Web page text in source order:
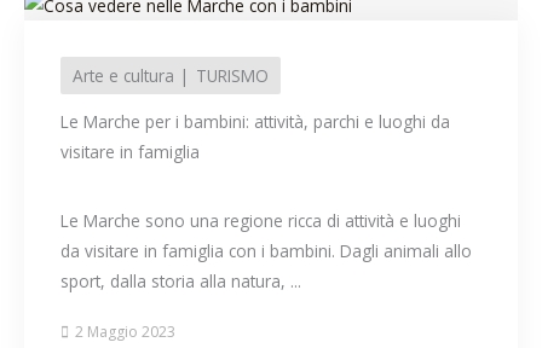
Arte e cultura
TURISMO
Le Marche per i bambini: attività, parchi e luoghi da
visitare in famiglia
Le Marche sono una regione ricca di attività e luoghi
da visitare in famiglia con i bambini. Dagli animali allo
sport, dalla storia alla natura, ...
2 Maggio 2023